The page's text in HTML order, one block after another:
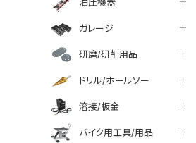
ガレージ
研磨/研削用品
ドリル/ホールソー
溶接/板金
バイク用工具/用品